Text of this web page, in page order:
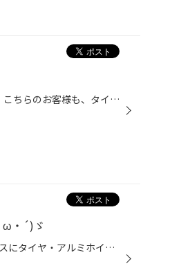
こんにちは、タイヤ館あさかです。 本日2番目のお客様です。 こちらのお客様も、タイヤがぺちゃんこになってしまっています。 原因は、ワイヤーが出るほど劣化したまま交換していなかったから・・・ お仕事がお忙しくて、なかなか交換に来られなかったとのこと。 新型コロナウィルスの影響もあり、...
ω・´)ゞ
こんにちは！！ タイヤ館あさか店横田です！！ 先日ハイエースにタイヤ・アルミホイールを装着させて頂きました。 タイヤ 215/65Ｒ16 Ｇ－ＬＲ アルミホイール 16x6.5 6-139.7 38 GARCIA SS REVOLVER ナット マックガード Ｍ12x1.5 21HEX (ブラック) アライメントも調整して装着させて頂...